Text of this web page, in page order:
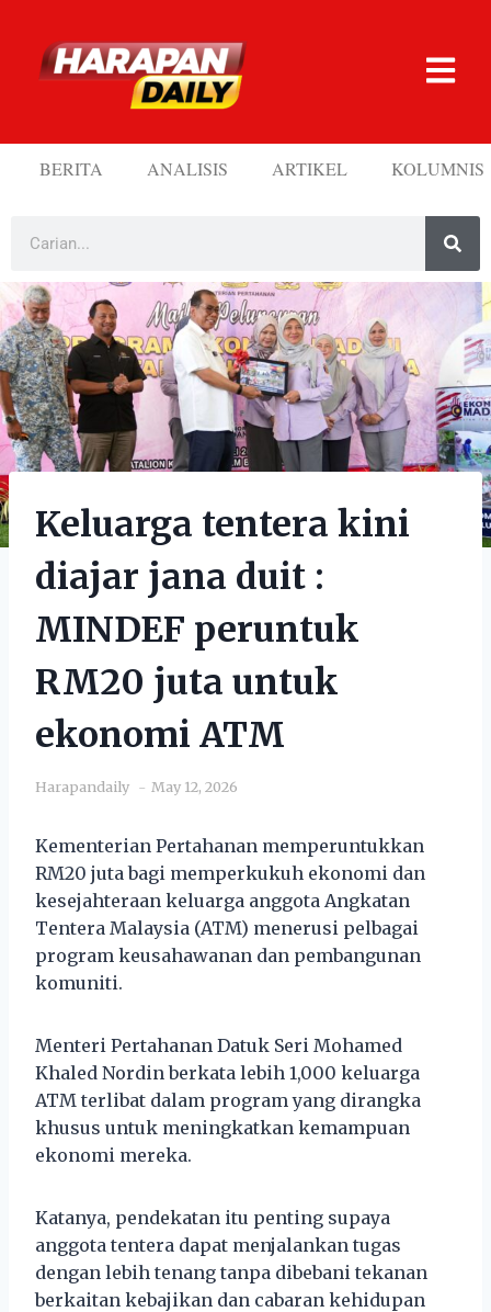
BERITA ANALISIS ARTIKEL KOLUMNIS
Keluarga tentera kini
diajar jana duit :
MINDEF peruntuk
RM20 juta untuk
ekonomi ATM
Harapandaily May 12, 2026
Kementerian Pertahanan memperuntukkan
RM20 juta bagi memperkukuh ekonomi dan
kesejahteraan keluarga anggota Angkatan
Tentera Malaysia (ATM) menerusi pelbagai
program keusahawanan dan pembangunan
komuniti.
Menteri Pertahanan Datuk Seri Mohamed
Khaled Nordin berkata lebih 1,000 keluarga
ATM terlibat dalam program yang dirangka
khusus untuk meningkatkan kemampuan
ekonomi mereka.
Katanya, pendekatan itu penting supaya
anggota tentera dapat menjalankan tugas
dengan lebih tenang tanpa dibebani tekanan
berkaitan kebajikan dan cabaran kehidupan